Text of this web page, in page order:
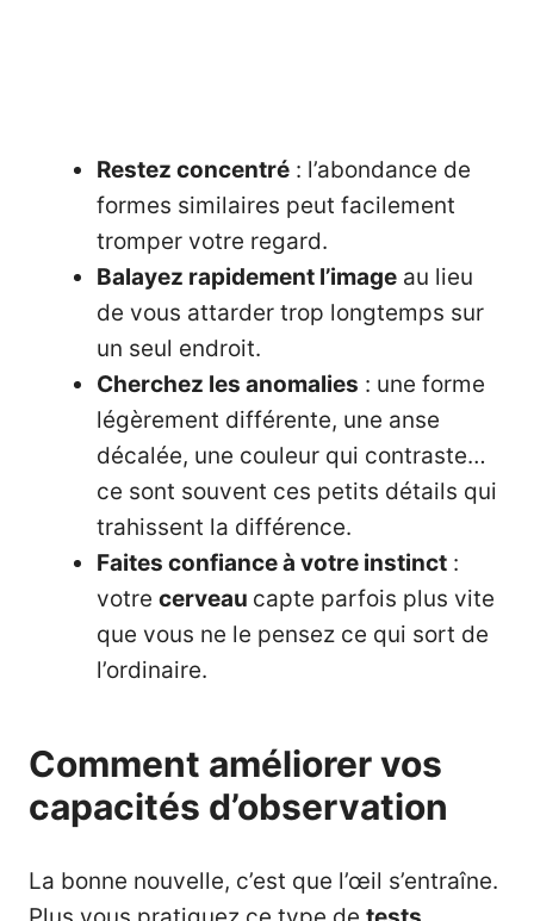
Restez concentré : l’abondance de
formes similaires peut facilement
tromper votre regard.
Balayez rapidement l’image au lieu
de vous attarder trop longtemps sur
un seul endroit.
Cherchez les anomalies : une forme
légèrement différente, une anse
décalée, une couleur qui contraste…
ce sont souvent ces petits détails qui
trahissent la différence.
Faites confiance à votre instinct :
votre cerveau capte parfois plus vite
que vous ne le pensez ce qui sort de
l’ordinaire.
Comment améliorer vos
capacités d’observation
La bonne nouvelle, c’est que l’œil s’entraîne.